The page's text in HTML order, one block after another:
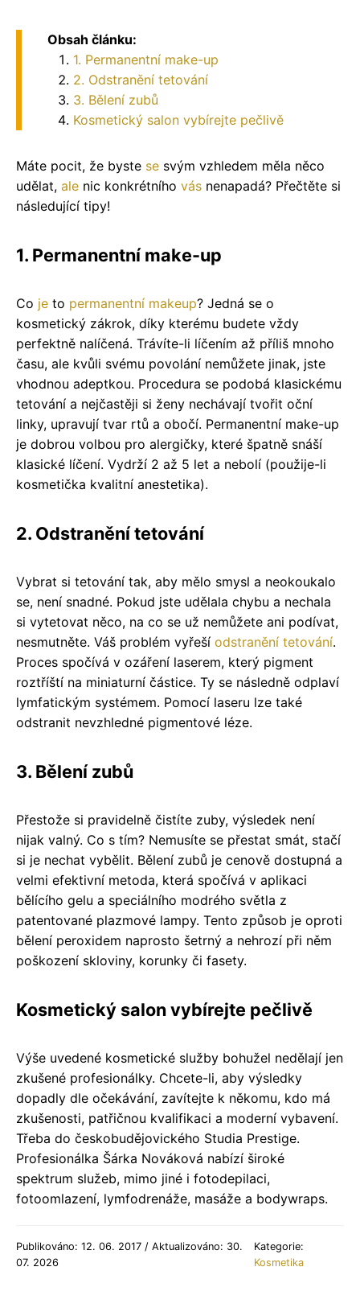
Obsah článku:
1. Permanentní make-up
2. Odstranění tetování
3. Bělení zubů
Kosmetický salon vybírejte pečlivě
Máte pocit, že byste se svým vzhledem měla něco
udělat, ale nic konkrétního vás nenapadá? Přečtěte si
následující tipy!
1. Permanentní make-up
Co je to permanentní makeup? Jedná se o
kosmetický zákrok, díky kterému budete vždy
perfektně nalíčená. Trávíte-li líčením až příliš mnoho
času, ale kvůli svému povolání nemůžete jinak, jste
vhodnou adeptkou. Procedura se podobá klasickému
tetování a nejčastěji si ženy nechávají tvořit oční
linky, upravují tvar rtů a obočí. Permanentní make-up
je dobrou volbou pro alergičky, které špatně snáší
klasické líčení. Vydrží 2 až 5 let a nebolí (použije-li
kosmetička kvalitní anestetika).
2. Odstranění tetování
Vybrat si tetování tak, aby mělo smysl a neokoukalo
se, není snadné. Pokud jste udělala chybu a nechala
si vytetovat něco, na co se už nemůžete ani podívat,
nesmutněte. Váš problém vyřeší odstranění tetování.
Proces spočívá v ozáření laserem, který pigment
roztříští na miniaturní částice. Ty se následně odplaví
lymfatickým systémem. Pomocí laseru lze také
odstranit nevzhledné pigmentové léze.
3. Bělení zubů
Přestože si pravidelně čistíte zuby, výsledek není
nijak valný. Co s tím? Nemusíte se přestat smát, stačí
si je nechat vybělit. Bělení zubů je cenově dostupná a
velmi efektivní metoda, která spočívá v aplikaci
bělícího gelu a speciálního modrého světla z
patentované plazmové lampy. Tento způsob je oproti
bělení peroxidem naprosto šetrný a nehrozí při něm
poškození skloviny, korunky či fasety.
Kosmetický salon vybírejte pečlivě
Výše uvedené kosmetické služby bohužel nedělají jen
zkušené profesionálky. Chcete-li, aby výsledky
dopadly dle očekávání, zavítejte k někomu, kdo má
zkušenosti, patřičnou kvalifikaci a moderní vybavení.
Třeba do českobudějovického Studia Prestige.
Profesionálka Šárka Nováková nabízí široké
spektrum služeb, mimo jiné i fotodepilaci,
fotoomlazení, lymfodrenáže, masáže a bodywraps.
Publikováno: 12. 06. 2017 / Aktualizováno: 30.
07. 2026
Kategorie:
Kosmetika